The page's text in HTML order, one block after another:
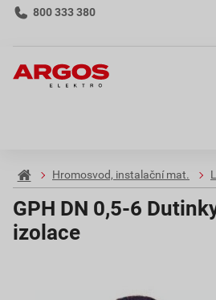
800 333 380
Hromosvod, instalační mat.
GPH DN 0,5-6
izolace